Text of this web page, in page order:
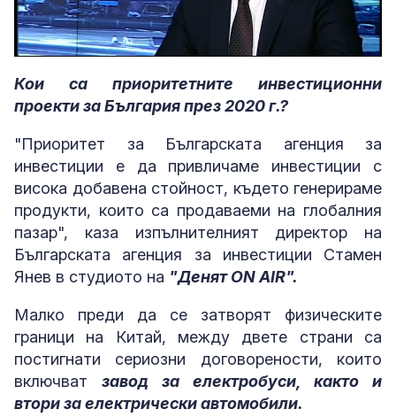
Unmute Loaded:
5.77%
Кои са приоритетните инвестиционни
проекти за България през 2020 г.?
"Приоритет за Българската агенция за
инвестиции е да привличаме инвестиции с
висока добавена стойност, където генерираме
продукти, които са продаваеми на глобалния
пазар", каза изпълнителният директор на
Българската агенция за инвестиции Стамен
Янев в студиото на "Денят ON AIR".
Малко преди да се затворят физическите
граници на Китай, между двете страни са
постигнати сериозни договорености, които
включват завод за електробуси, както и
втори за електрически автомобили.